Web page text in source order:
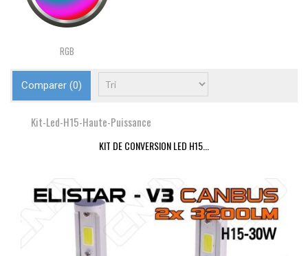
RGB
Comparer (0)
Kit-Led-H15-Haute-Puissance
KIT DE CONVERSION LED H15...